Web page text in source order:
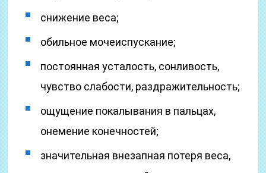
снижение веса;
обильное мочеиспускание;
постоянная усталость, сонливость,
чувство слабости, раздражительность;
ощущение покалывания в пальцах,
онемение конечностей;
значительная внезапная потеря веса,